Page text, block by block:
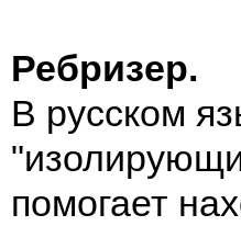
Ребризер.
В русском
помогает